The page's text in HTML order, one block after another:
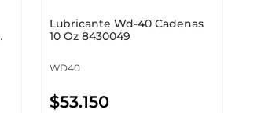
Lubricante Wd-40 Cadenas
10 Oz 8430049
WD40
$53.150